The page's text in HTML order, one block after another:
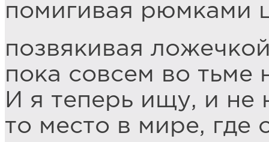
помигивая рюмками
позвякивая
пока совсем во тьме
И я теперь ищу, и не
то место в мире, где